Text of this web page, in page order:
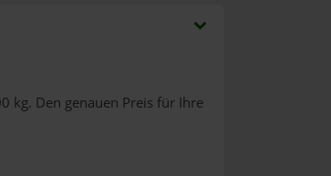
kg. Den genauen Preis für Ihre